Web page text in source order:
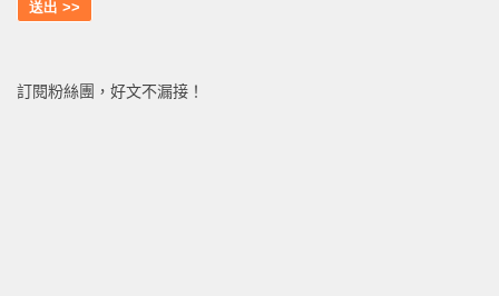
訂閱粉絲團，好文不漏接！